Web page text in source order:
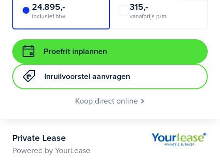
24.895,-
inclusief btw
315,-
vanafprijs p/m
Proefrit inplannen
Inruilvoorstel aanvragen
Koop direct online
Private Lease
Powered by YourLease